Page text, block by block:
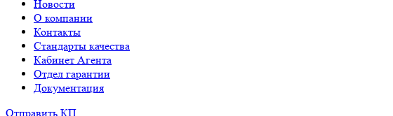
Новости
О компании
Контакты
Стандарты качества
Кабинет Агента
Отдел гарантии
Документация
Отправить КП